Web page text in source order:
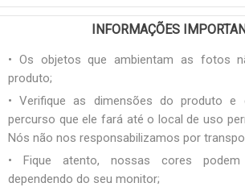
INFORMAÇÕES
• Os objetos que ambientam as fotos
produto;
• Verifique as dimensões do produto e
percurso que ele fará até o local de uso
Nós não nos responsabilizamos por
• Fique atento, nossas cores
dependendo do seu monitor;